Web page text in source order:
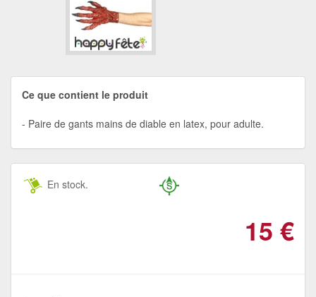
Ce que contient le produit
Paire de gants mains de diable en latex, pour adulte.
En stock.
15 €